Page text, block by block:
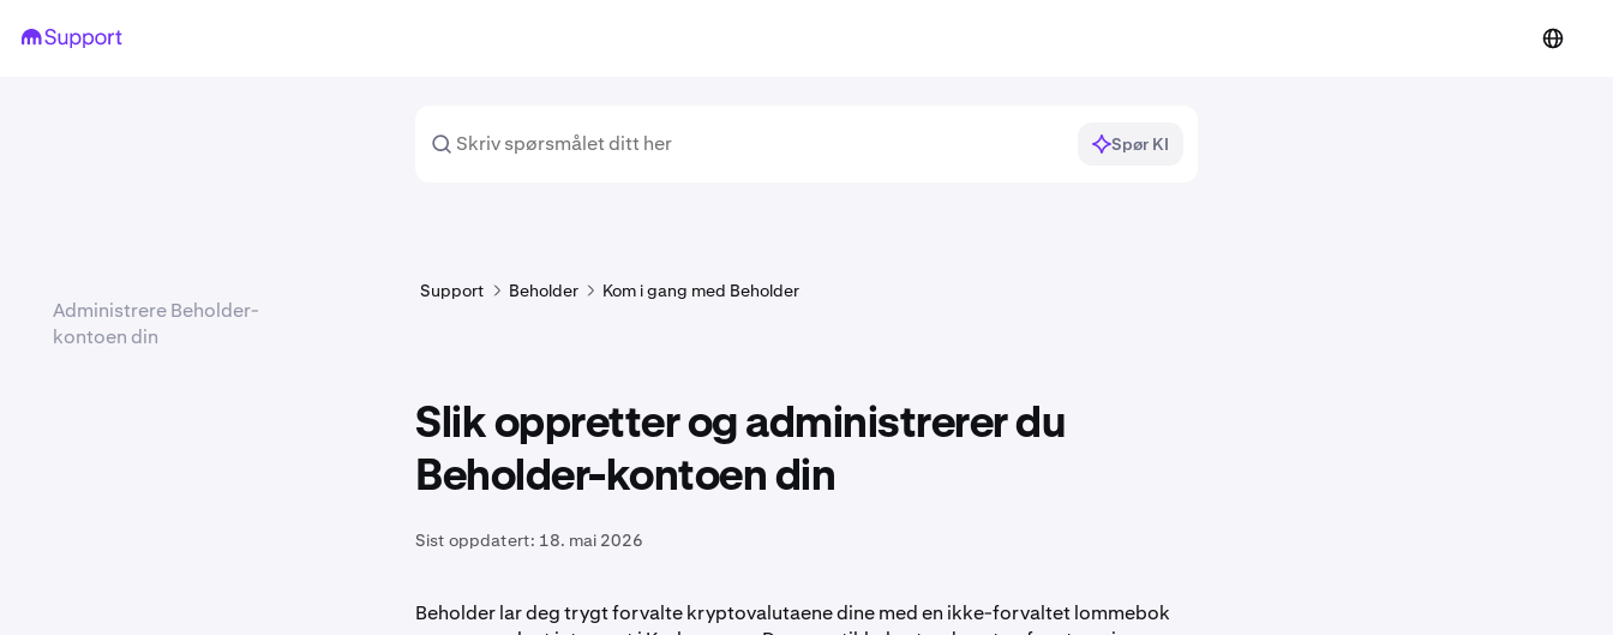
Spør KI
Support Beholder Kom i gang med Beholder
Slik oppretter og administrerer du
Beholder-kontoen din
Sist oppdatert: 18. mai 2026
Beholder lar deg trygt forvalte kryptovalutaene dine med en ikke-forvaltet lommebok
Administrere Beholder-
kontoen din